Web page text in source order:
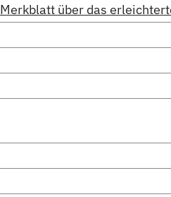
Merkblatt über das